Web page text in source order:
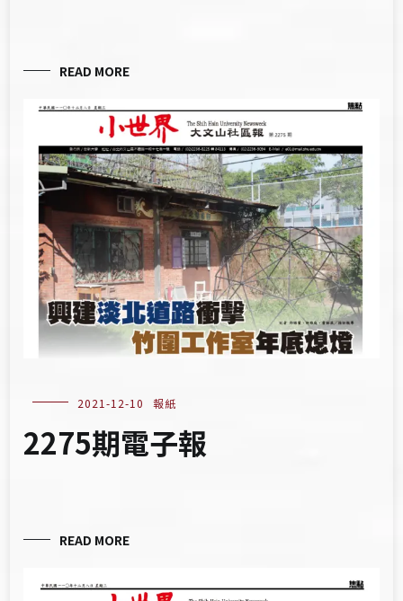
READ MORE
2021-12-10 報紙
2275期電子報
READ MORE